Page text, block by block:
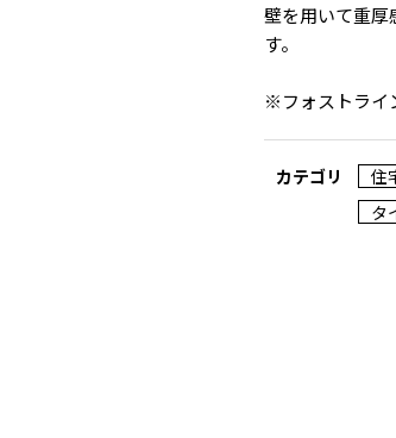
壁を用いて重厚
す。
※フォストライ
カテゴリ 住
タ